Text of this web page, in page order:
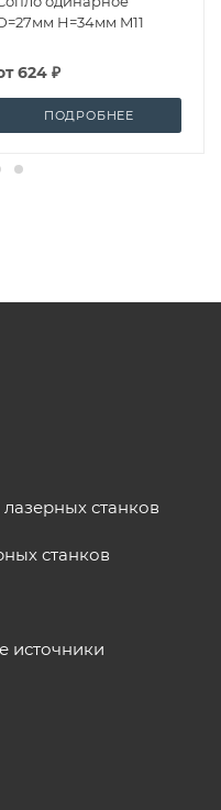
D=27мм H=34мм M11
624 ₽
ПОДРОБНЕЕ
станков
станков
источники